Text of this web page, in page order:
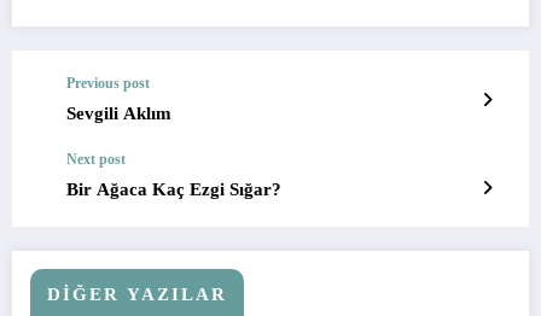
Previous post
Sevgili Aklım
Next post
Bir Ağaca Kaç Ezgi Sığar?
DİĞER YAZILAR